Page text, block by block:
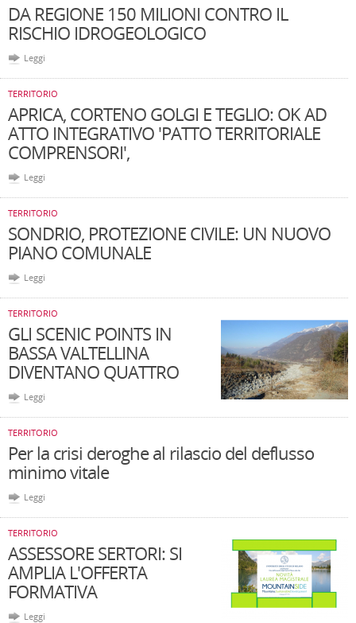
DA REGIONE 150 MILIONI CONTRO IL
RISCHIO IDROGEOLOGICO
Leggi
TERRITORIO
APRICA, CORTENO GOLGI E TEGLIO: OK AD
ATTO INTEGRATIVO 'PATTO TERRITORIALE
COMPRENSORI',
Leggi
TERRITORIO
SONDRIO, PROTEZIONE CIVILE: UN NUOVO
PIANO COMUNALE
Leggi
TERRITORIO
GLI SCENIC POINTS IN
BASSA VALTELLINA
DIVENTANO QUATTRO
Leggi
TERRITORIO
Per la crisi deroghe al rilascio del deflusso
minimo vitale
Leggi
TERRITORIO
ASSESSORE SERTORI: SI
AMPLIA L'OFFERTA
FORMATIVA
Leggi